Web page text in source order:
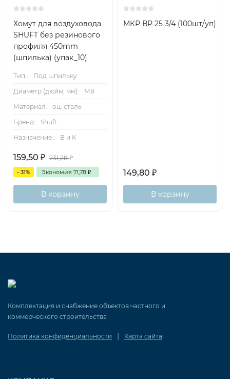
Хомут для воздуховода
SHUFT без резинового
профиля 450mm
(шпилька) (упак_10)
Тип.:
Под шпильку
Диаметр (дюйм, мм):
М8
Материал:
оц. сталь
Бренд:
Shuft
Назначение.:
В и К
159,50 ₽ 231,28₽
- 31% Экономия 71,78 ₽
В корзину
МКР ВР 25 3/4 (100шт/уп)
149,80 ₽
В корзину
Комплектация и снабжение объектов частного и
коммерческого строительства
Политика конфиденциальности | Карта сайта